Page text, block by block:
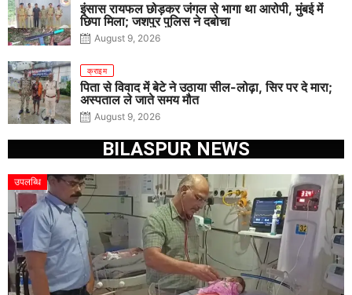
इंसास रायफल छोड़कर जंगल से भागा था आरोपी, मुंबई में
छिपा मिला; जशपुर पुलिस ने दबोचा
August 9, 2026
क्राइम
पिता से विवाद में बेटे ने उठाया सील-लोढ़ा, सिर पर दे मारा;
अस्पताल ले जाते समय मौत
August 9, 2026
BILASPUR NEWS
उपलब्धि